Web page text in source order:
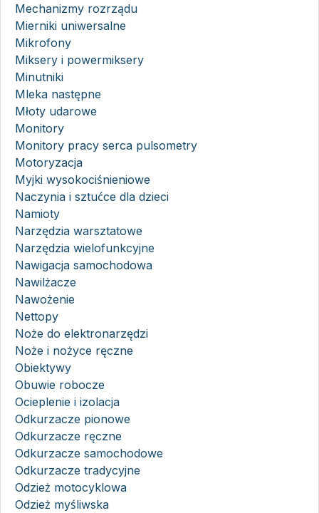
Mechanizmy rozrządu
Mierniki uniwersalne
Mikrofony
Miksery i powermiksery
Minutniki
Mleka następne
Młoty udarowe
Monitory
Monitory pracy serca pulsometry
Motoryzacja
Myjki wysokociśnieniowe
Naczynia i sztućce dla dzieci
Namioty
Narzędzia warsztatowe
Narzędzia wielofunkcyjne
Nawigacja samochodowa
Nawilżacze
Nawożenie
Nettopy
Noże do elektronarzędzi
Noże i nożyce ręczne
Obiektywy
Obuwie robocze
Ocieplenie i izolacja
Odkurzacze pionowe
Odkurzacze ręczne
Odkurzacze samochodowe
Odkurzacze tradycyjne
Odzież motocyklowa
Odzież myśliwska